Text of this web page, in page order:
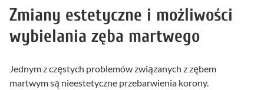
Zmiany estetyczne i możliwości
wybielania zęba martwego
Jednym z częstych problemów związanych z zębem
martwym są nieestetyczne przebarwienia korony.